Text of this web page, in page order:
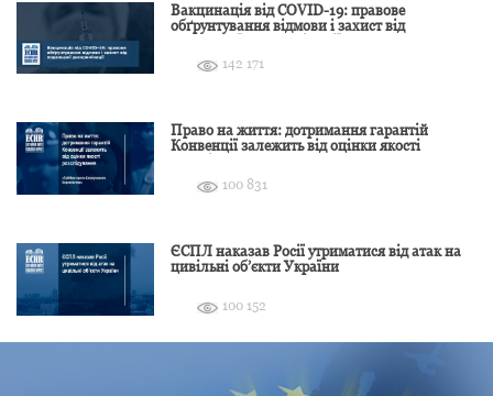
Вакцинація від COVID-19: правове
обґрунтування відмови і захист від
142 171
Право на життя: дотримання гарантій
Конвенції залежить від оцінки якості
100 831
ЄСПЛ наказав Росії утриматися від атак на
цивільні об’єкти України
100 152